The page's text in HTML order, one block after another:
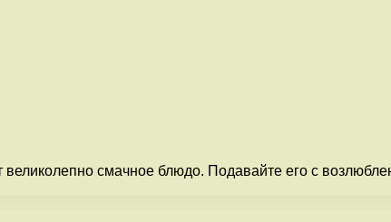
смачное блюдо. Подавайте его с